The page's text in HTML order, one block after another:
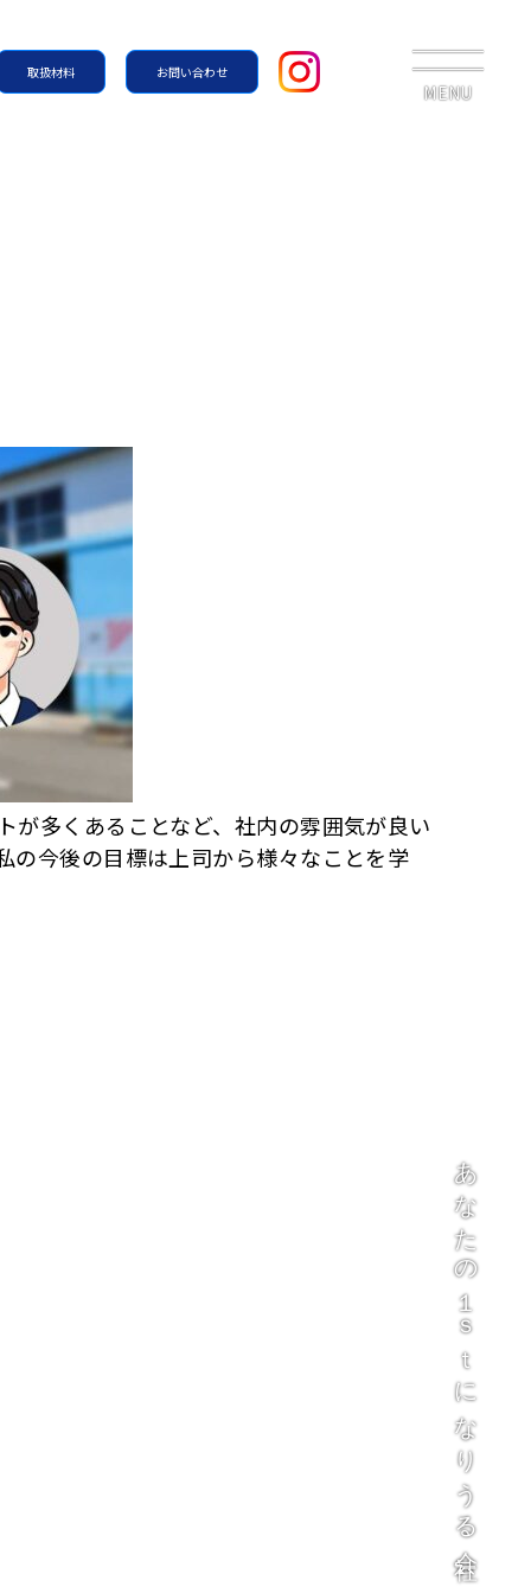
取扱材料 お問い合わせ
あなたの１ｓｔになりうる会社
多くあることなど、社内の雰囲気が良い
の今後の目標は上司から様々なことを学